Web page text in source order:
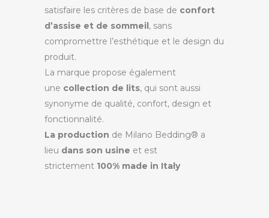
satisfaire les critères de base de confort
d’assise et de sommeil, sans
compromettre l’esthétique et le design du
produit.
La marque propose également
une collection de lits, qui sont aussi
synonyme de qualité, confort, design et
fonctionnalité.
La production de Milano Bedding® a
lieu dans son usine et est
strictement 100% made in Italy